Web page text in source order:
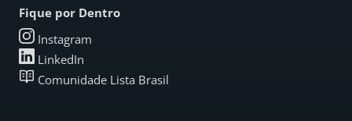
Fique por Dentro
Instagram
LinkedIn
Comunidade Lista Brasil